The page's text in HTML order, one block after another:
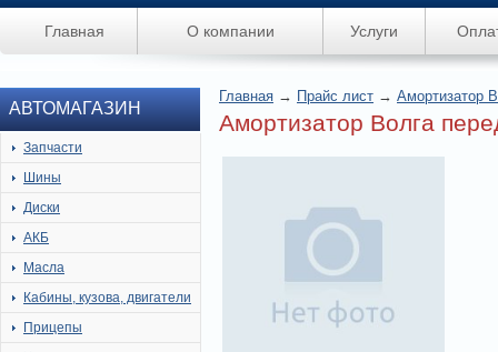
Главная О компании Услуги
АВТОМАГАЗИН
Запчасти
Шины
Диски
АКБ
Масла
Кабины, кузова, двигатели
Прицепы
Главная → Прайс лист → Амортизатор
Амортизатор Волга